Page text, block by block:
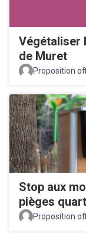
Végétaliser
de Muret
Proposition
Stop aux
pièges
Proposition